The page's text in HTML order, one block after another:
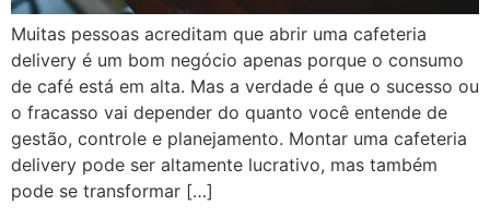
Muitas pessoas acreditam que abrir uma cafeteria
delivery é um bom negócio apenas porque o consumo
de café está em alta. Mas a verdade é que o sucesso ou
o fracasso vai depender do quanto você entende de
gestão, controle e planejamento. Montar uma cafeteria
delivery pode ser altamente lucrativo, mas também
pode se transformar […]